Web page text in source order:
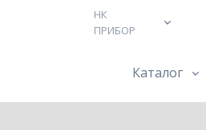
НК
ПРИБОР
Каталог